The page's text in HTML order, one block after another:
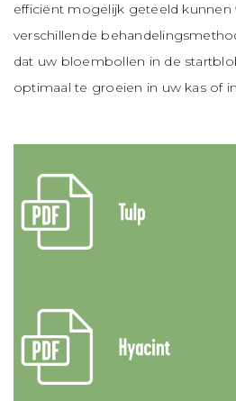
efficiënt mogelijk geteeld
verschillende
dat uw bloembollen in de
optimaal te groeien in uw kas of